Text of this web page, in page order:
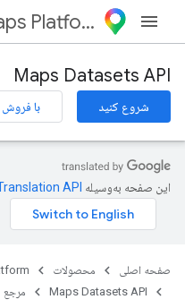
Platform
Maps Datasets API
شروع کنید با فروش
این صفحه به‌وسیله
صفحه اصلی محصولات
Maps Datasets API
مرجع